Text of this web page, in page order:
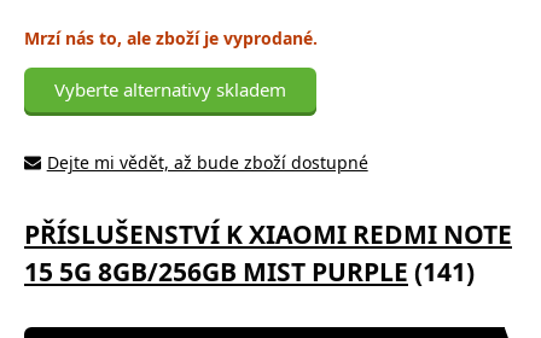
Mrzí nás to, ale zboží je vyprodané.
Vyberte alternativy skladem
Dejte mi vědět, až bude zboží dostupné
PŘÍSLUŠENSTVÍ K XIAOMI REDMI NOTE
15 5G 8GB/256GB MIST PURPLE (141)